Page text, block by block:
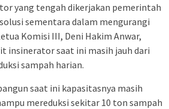
yang tengah dikerjakan pemerintah
sementara dalam mengurangi
Komisi III, Deni Hakim Anwar,
insinerator saat ini masih jauh dari
sampah harian.
saat ini kapasitasnya masih
mereduksi sekitar 10 ton sampah